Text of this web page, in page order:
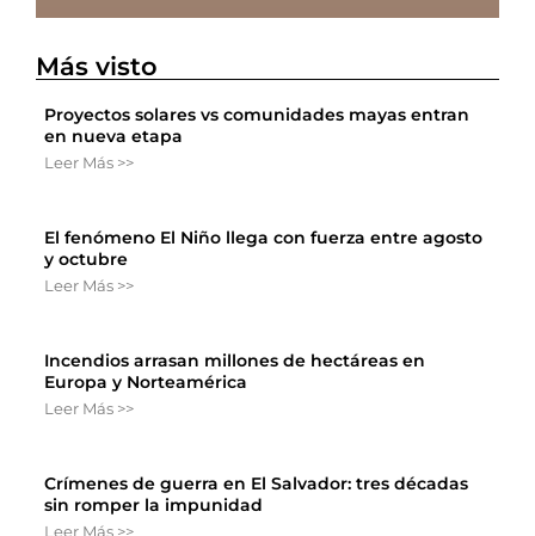
Más visto
Proyectos solares vs comunidades mayas entran
en nueva etapa
Leer Más >>
El fenómeno El Niño llega con fuerza entre agosto
y octubre
Leer Más >>
Incendios arrasan millones de hectáreas en
Europa y Norteamérica
Leer Más >>
Crímenes de guerra en El Salvador: tres décadas
sin romper la impunidad
Leer Más >>